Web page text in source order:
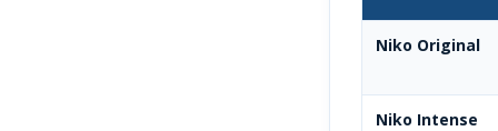
Niko Original
Niko Intense